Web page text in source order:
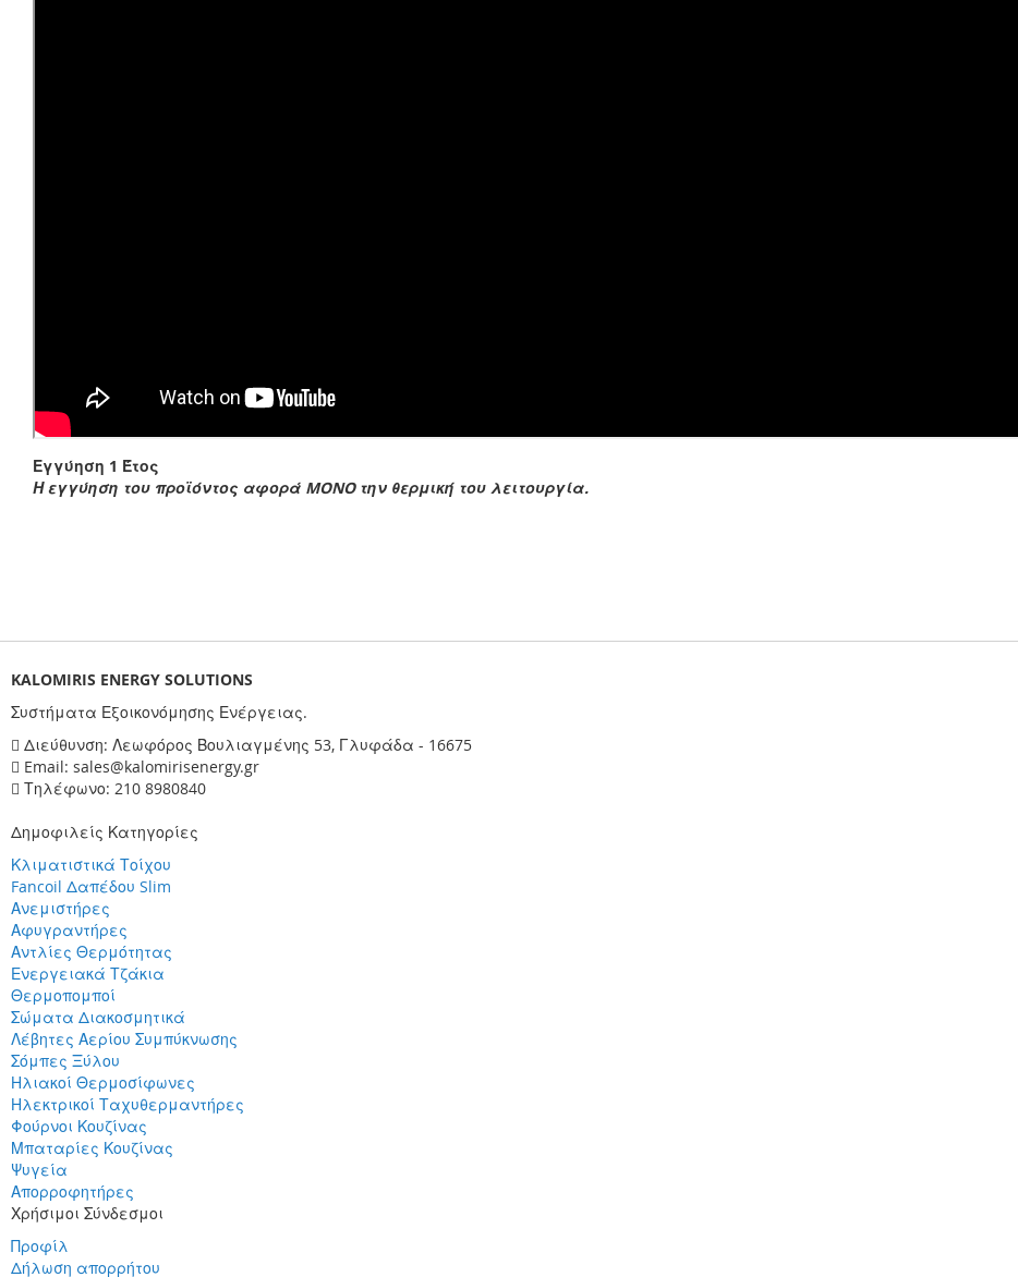
Εγγύηση 1 Έτος
Η εγγύηση του προϊόντος αφορά MONO την θερμική του λειτουργία.
KALOMIRIS ENERGY SOLUTIONS
Συστήματα Εξοικονόμησης Ενέργειας.
Διεύθυνση: Λεωφόρος Βουλιαγμένης 53, Γλυφάδα - 16675
Email: sales@kalomirisenergy.gr
Τηλέφωνο: 210 8980840
Δημοφιλείς Κατηγορίες
Κλιματιστικά Τοίχου
Fancoil Δαπέδου Slim
Ανεμιστήρες
Αφυγραντήρες
Αντλίες Θερμότητας
Ενεργειακά Τζάκια
Θερμοπομποί
Σώματα Διακοσμητικά
Λέβητες Αερίου Συμπύκνωσης
Σόμπες Ξύλου
Ηλιακοί Θερμοσίφωνες
Ηλεκτρικοί Ταχυθερμαντήρες
Φούρνοι Κουζίνας
Μπαταρίες Κουζίνας
Ψυγεία
Απορροφητήρες
Χρήσιμοι Σύνδεσμοι
Προφίλ
Δήλωση απορρήτου